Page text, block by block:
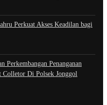
Perkuat Akses Keadilan bagi
Perkembangan Penanganan
Colletor Di Polsek Jonggol